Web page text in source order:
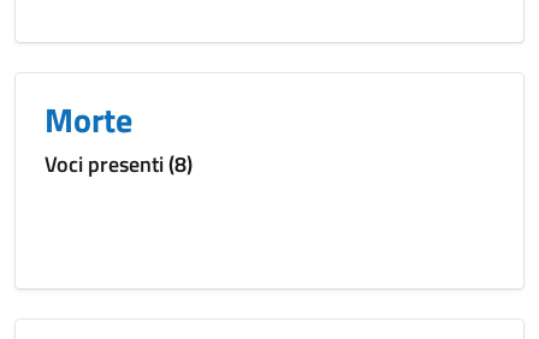
Morte
Voci presenti (8)